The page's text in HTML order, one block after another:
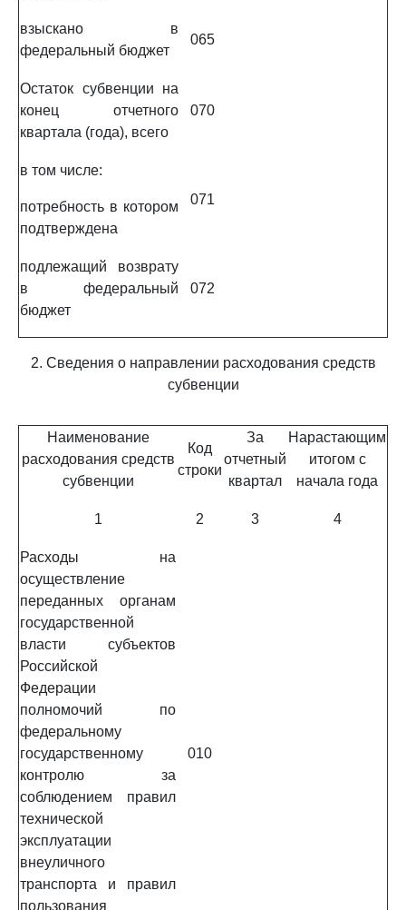
взыскано в
федеральный бюджет
065
Остаток субвенции на
конец отчетного
квартала (года), всего
070
в том числе:
потребность в котором
подтверждена
071
подлежащий возврату
в федеральный
бюджет
072
2. Сведения о направлении расходования средств
субвенции
Наименование
расходования средств
субвенции
Код
строки
За
отчетный
квартал
Нарастающим
итогом с
начала года
1 2 3 4
Расходы на
осуществление
переданных органам
государственной
власти субъектов
Российской
Федерации
полномочий по
федеральному
государственному
контролю за
соблюдением правил
технической
эксплуатации
внеуличного
транспорта и правил
пользования
010